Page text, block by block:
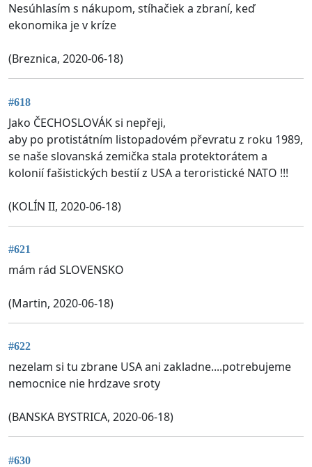
Nesúhlasím s nákupom, stíhačiek a zbraní, keď
ekonomika je v kríze
(Breznica, 2020-06-18)
#618
Jako ČECHOSLOVÁK si nepřeji,
aby po protistátním listopadovém převratu z roku 1989,
se naše slovanská zemička stala protektorátem a
kolonií fašistických bestií z USA a teroristické NATO !!!
(KOLÍN II, 2020-06-18)
#621
mám rád SLOVENSKO
(Martin, 2020-06-18)
#622
nezelam si tu zbrane USA ani zakladne....potrebujeme
nemocnice nie hrdzave sroty
(BANSKA BYSTRICA, 2020-06-18)
#630